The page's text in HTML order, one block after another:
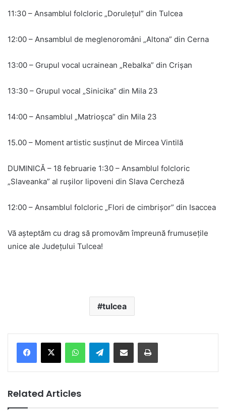
11:30 – Ansamblul folcloric „Dorulețul” din Tulcea
12:00 – Ansamblul de meglenoromâni „Altona” din Cerna
13:00 – Grupul vocal ucrainean „Rebalka” din Crișan
13:30 – Grupul vocal „Sinicika” din Mila 23
14:00 – Ansamblul „Matrioșca” din Mila 23
15.00 – Moment artistic susținut de Mircea Vintilă
DUMINICĂ – 18 februarie 1:30 – Ansamblul folcloric
„Slaveanka” al rușilor lipoveni din Slava Cercheză
12:00 – Ansamblul folcloric „Flori de cimbrișor” din Isaccea
Vă așteptăm cu drag să promovăm împreună frumusețile
unice ale Județului Tulcea!
tulcea
Telegram
Related Articles